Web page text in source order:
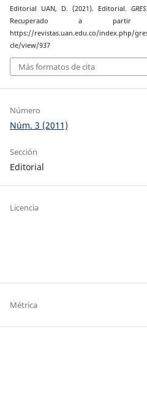
Editorial UAN, D. (2021). Editorial.
Recuperado a
https://revistas.uan.edu.co/index.php/
cle/view/937
Más formatos de cita
Número
Núm. 3 (2011)
Sección
Editorial
Licencia
Métrica